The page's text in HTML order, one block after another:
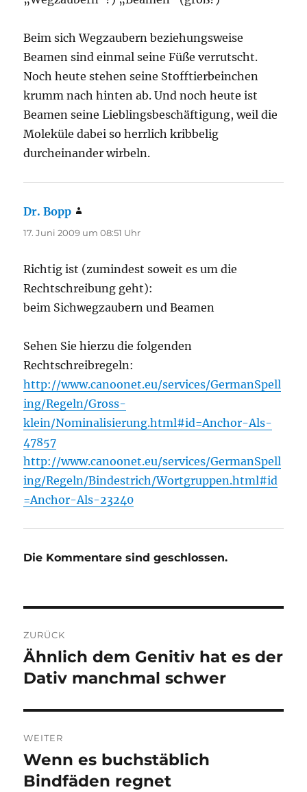
Beim sich Wegzaubern beziehungsweise
Beamen sind einmal seine Füße verrutscht.
Noch heute stehen seine Stofftierbeinchen
krumm nach hinten ab. Und noch heute ist
Beamen seine Lieblingsbeschäftigung, weil die
Moleküle dabei so herrlich kribbelig
durcheinander wirbeln.
Dr. Bopp
17. Juni 2009 um 08:51 Uhr
Richtig ist (zumindest soweit es um die
Rechtschreibung geht):
beim Sichwegzaubern und Beamen
Sehen Sie hierzu die folgenden
Rechtschreibregeln:
http://www.canoonet.eu/services/GermanSpell
ing/Regeln/Gross-
klein/Nominalisierung.html#id=Anchor-Als-
47857
http://www.canoonet.eu/services/GermanSpell
ing/Regeln/Bindestrich/Wortgruppen.html#id
=Anchor-Als-23240
Die Kommentare sind geschlossen.
ZURÜCK
Vorheriger
Beitrag:
Ähnlich dem Genitiv hat es der
Dativ manchmal schwer
WEITER
Nächster
Beitrag:
Wenn es buchstäblich
Bindfäden regnet